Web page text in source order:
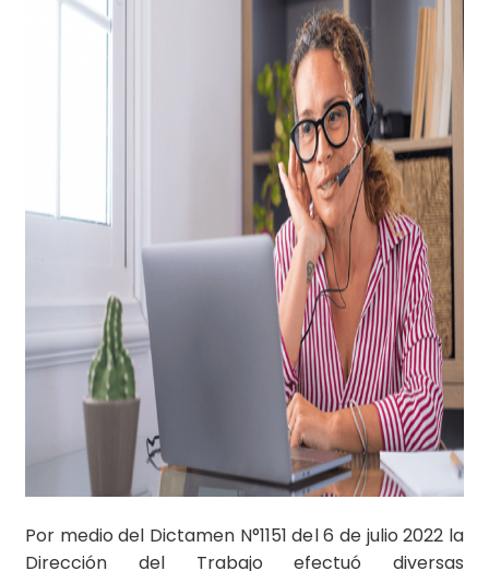
Por medio del Dictamen N°1151 del 6 de julio 2022 la
Dirección del Trabajo efectuó diversas